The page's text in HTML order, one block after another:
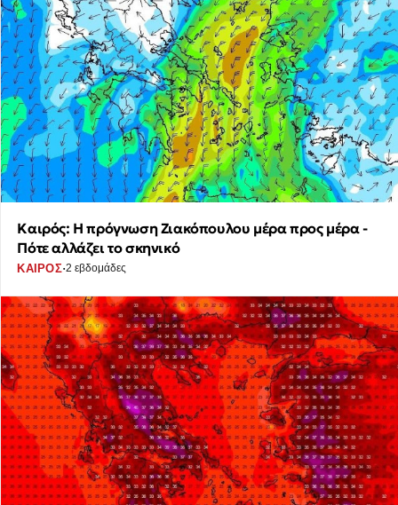
Καιρός: Η πρόγνωση Ζιακόπουλου μέρα προς μέρα -
Πότε αλλάζει το σκηνικό
ΚΑΙΡΟΣ·2 εβδομάδες